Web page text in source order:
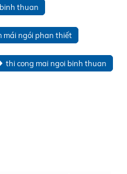
thuan
mái ngói phan thiết
thi cong mai ngoi binh thuan